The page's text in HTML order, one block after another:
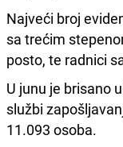
Najveći broj
sa trećim
posto, te radnici
U junu je brisano
službi
11.093 osoba.